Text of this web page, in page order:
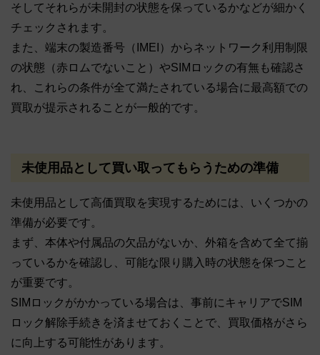
そしてそれらが未開封の状態を保っているかなどが細かく
チェックされます。
また、端末の製造番号（IMEI）からネットワーク利用制限
の状態（赤ロムでないこと）やSIMロックの有無も確認さ
れ、これらの条件が全て満たされている場合に最高額での
買取が提示されることが一般的です。
未使用品として買い取ってもらうための準備
未使用品として高価買取を実現するためには、いくつかの
準備が必要です。
まず、本体や付属品の欠品がないか、外箱を含めて全て揃
っているかを確認し、可能な限り購入時の状態を保つこと
が重要です。
SIMロックがかかっている場合は、事前にキャリアでSIM
ロック解除手続きを済ませておくことで、買取価格がさら
に向上する可能性があります。